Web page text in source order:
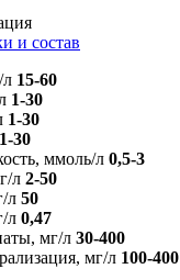
и состав
15-60
1-30
1-30
1-30
ммоль/л 0,5-3
л 2-50
л 50
л 0,47
мг/л 30-400
мг/л 100-400